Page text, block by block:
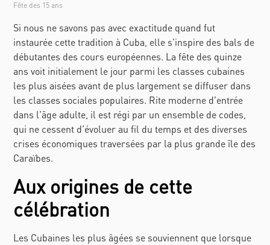
Fête des 15 ans
Si nous ne savons pas avec exactitude quand fut
instaurée cette tradition à Cuba, elle s'inspire des bals de
débutantes des cours européennes. La fête des quinze
ans voit initialement le jour parmi les classes cubaines
les plus aisées avant de plus largement se diffuser dans
les classes sociales populaires. Rite moderne d'entrée
dans l'âge adulte, il est régi par un ensemble de codes,
qui ne cessent d'évoluer au fil du temps et des diverses
crises économiques traversées par la plus grande île des
Caraïbes.
Aux origines de cette
célébration
Les Cubaines les plus âgées se souviennent que lorsque